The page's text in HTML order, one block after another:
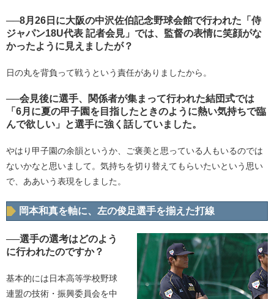
──8月26日に大阪の中沢佐伯記念野球会館で行われた「侍
ジャパン18U代表 記者会見」では、監督の表情に笑顔がな
かったように見えましたが？
日の丸を背負って戦うという責任がありましたから。
──会見後に選手、関係者が集まって行われた結団式では
「6月に夏の甲子園を目指したときのように熱い気持ちで臨
んで欲しい」と選手に強く話していました。
やはり甲子園の余韻というか、ご褒美と思っている人もいるのでは
ないかなと思いまして。気持ちを切り替えてもらいたいという思い
で、ああいう表現をしました。
岡本和真を軸に、左の俊足選手を揃えた打線
──選手の選考はどのよう
に行われたのですか？
基本的には日本高等学校野球
連盟の技術・振興委員会を中